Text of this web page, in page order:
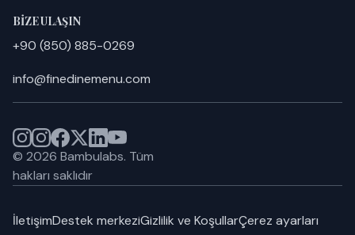
BIZE ULAŞIN
+90 (850) 885-0269
info@finedinemenu.com
© 2026 Bambulabs. Tüm
hakları saklıdır
İletişimDestek merkeziGizlilik ve KoşullarÇerez ayarları